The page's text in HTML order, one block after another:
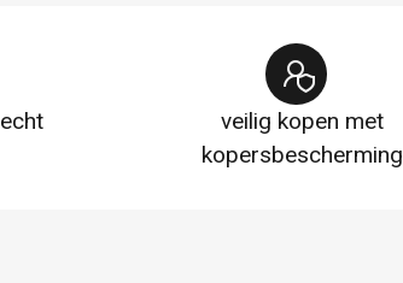
veilig kopen met
kopersbescherming